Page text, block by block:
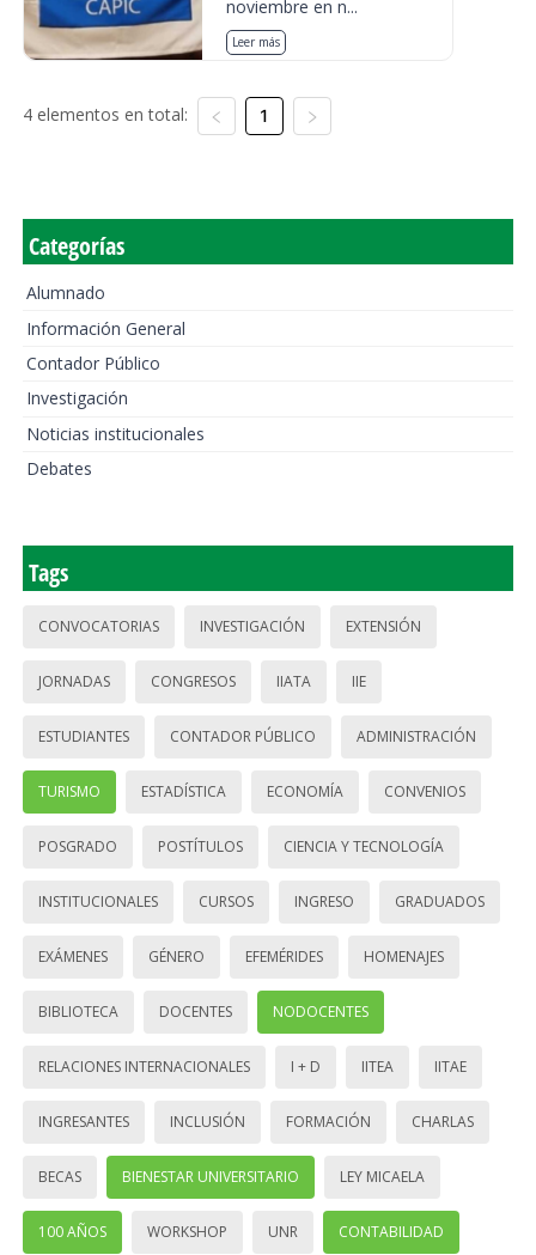
noviembre en n...
Leer más
4 elementos en total: 1
Categorías
Alumnado
Información General
Contador Público
Investigación
Noticias institucionales
Debates
Tags
CONVOCATORIAS INVESTIGACIÓN EXTENSIÓN
JORNADAS CONGRESOS IIATA IIE
ESTUDIANTES CONTADOR PÚBLICO ADMINISTRACIÓN
TURISMO ESTADÍSTICA ECONOMÍA CONVENIOS
POSGRADO POSTÍTULOS CIENCIA Y TECNOLOGÍA
INSTITUCIONALES CURSOS INGRESO GRADUADOS
EXÁMENES GÉNERO EFEMÉRIDES HOMENAJES
BIBLIOTECA DOCENTES NODOCENTES
RELACIONES INTERNACIONALES I + D IITEA IITAE
INGRESANTES INCLUSIÓN FORMACIÓN CHARLAS
BECAS BIENESTAR UNIVERSITARIO LEY MICAELA
100 AÑOS WORKSHOP UNR CONTABILIDAD